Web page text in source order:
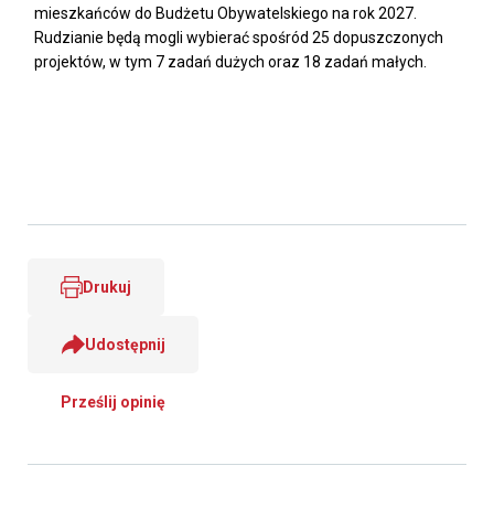
mieszkańców do Budżetu Obywatelskiego na rok 2027.
Rudzianie będą mogli wybierać spośród 25 dopuszczonych
projektów, w tym 7 zadań dużych oraz 18 zadań małych.
Drukuj
Udostępnij
Prześlij opinię